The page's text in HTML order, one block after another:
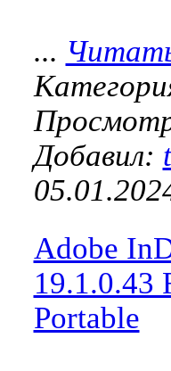
...
Добавил:
Adobe
19.1.0.43
Portable